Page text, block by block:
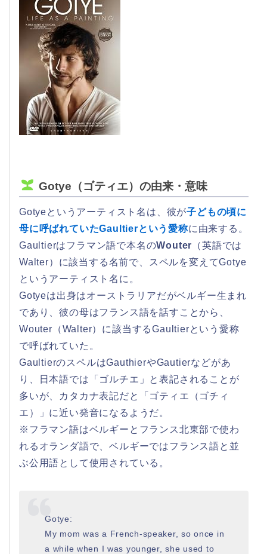
Gotye（ゴティエ）の由来・意味
Gotyeというアーティスト名は、彼が子どもの頃に
母に呼ばれていたGaultierという愛称に由来する。
Gaultierはフラマン語で本名のWouter （英語では
Walter）に該当する名前で、スペルを変えてGotye
というアーティスト名に。
Gotyeは出身はオーストラリアだがベルギー生まれ
であり、彼の母はフランス語を話すことから、
Wouter（Walter）に該当するGaultierという愛称
で呼ばれていた。
GaultierのスペルはGauthierやGautierなどがあ
り、日本語では「ゴルチエ」と表記されることが
多いが、カタカナ表記だと「ゴティエ（ゴチィ
エ）」に近い発音になるようだ。
※フラマン語はベルギーとフランス北東部で使わ
れるオランダ語で、ベルギーではフランス語と並
ぶ公用語として使用されている。
Gotye:
My mom was a French-speaker, so once in
a while when I was younger, she used to